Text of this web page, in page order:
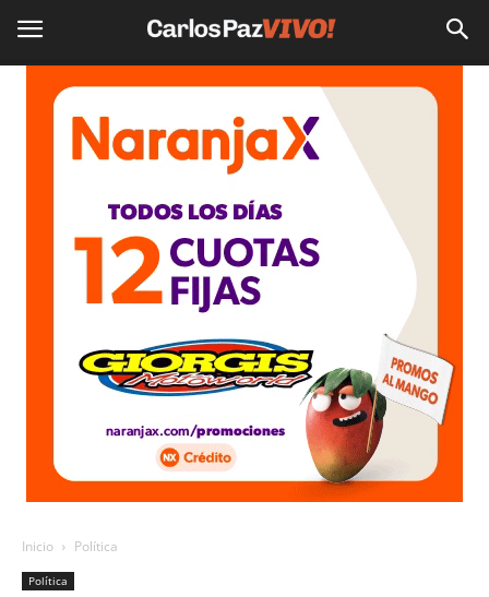
Inicio Política
Política